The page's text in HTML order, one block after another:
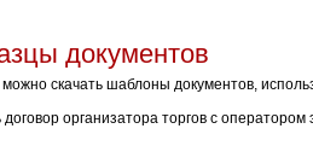
документов
скачать шаблоны документов,
договор организатора торгов с